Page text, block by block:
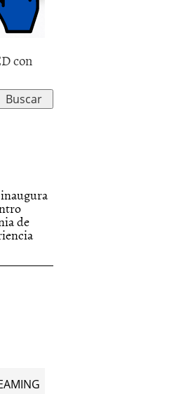
con
de